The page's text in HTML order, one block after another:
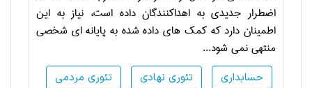
اضطرار جدیدی به اهداکنندگان داده است، نیاز به این
اطمینان دارد که کمک های داده شده به پایان­ه ای شخصی
منتهی نمی­ شود...
تئوری مردمی تئوری نهادی
حسابداری